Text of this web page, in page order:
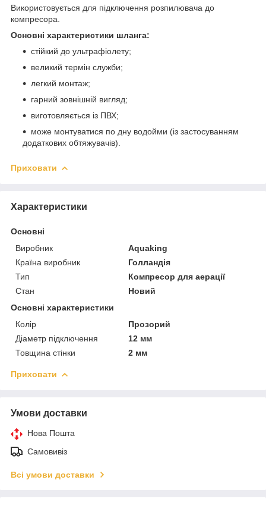
Використовується для підключення розпилювача до
компресора.
Основні характеристики шланга:
стійкий до ультрафіолету;
великий термін служби;
легкий монтаж;
гарний зовнішній вигляд;
виготовляється із ПВХ;
може монтуватися по дну водойми (із застосуванням
додаткових обтяжувачів).
Приховати
Характеристики
Основні
Виробник
Aquaking
Країна виробник
Голландія
Тип
Компресор для аерації
Стан
Новий
Основні характеристики
Колір
Прозорий
Діаметр підключення
12 мм
Товщина стінки
2 мм
Приховати
Умови доставки
Нова Пошта
Самовивіз
Всі умови доставки